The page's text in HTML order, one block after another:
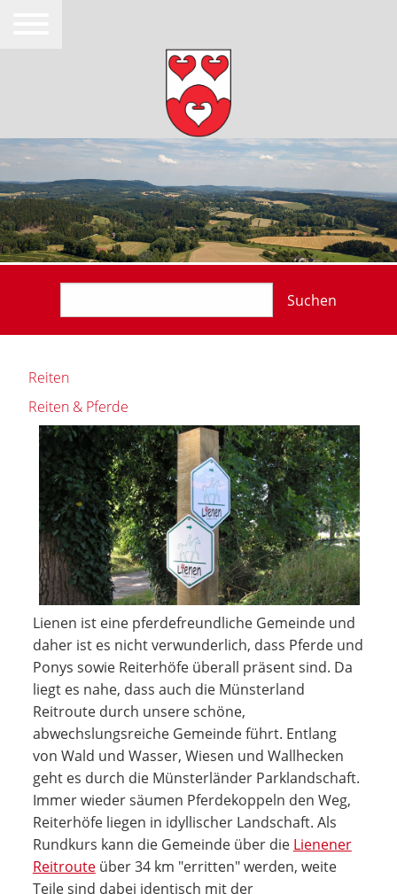
Suchen
Reiten
Reiten & Pferde
Lienen ist eine pferdefreundliche Gemeinde und
daher ist es nicht verwunderlich, dass Pferde und
Ponys sowie Reiterhöfe überall präsent sind. Da
liegt es nahe, dass auch die Münsterland
Reitroute durch unsere schöne,
abwechslungsreiche Gemeinde führt. Entlang
von Wald und Wasser, Wiesen und Wallhecken
geht es durch die Münsterländer Parklandschaft.
Immer wieder säumen Pferdekoppeln den Weg,
Reiterhöfe liegen in idyllischer Landschaft. Als
Rundkurs kann die Gemeinde über die Lienener
Reitrouteüber 34 km "erritten" werden, weite
Teile sind dabei identisch mit der